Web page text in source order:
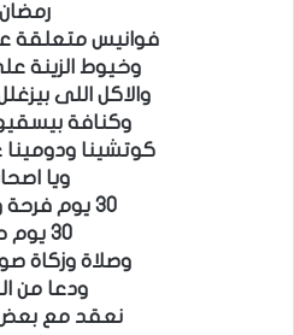
رمضان
فوانيس متعلقة
وخيوط الزينة
والاكل اللى
وكنافة
كوتشينا
ويا
30 يوم فرحة وسعادة
30 يوم حب
وصلاة وزكاة
ودعا من
نعقد مع بعض